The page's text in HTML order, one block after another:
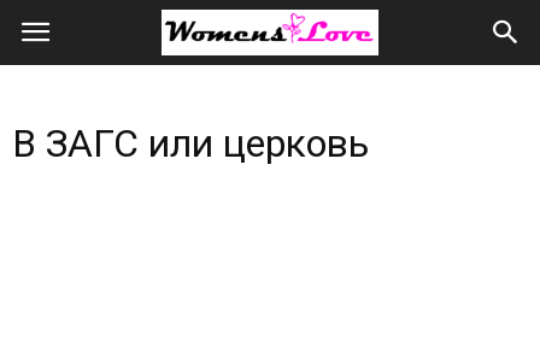
Женская
всем
В ЗАГС или церковь